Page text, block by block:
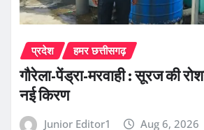
प्रदेश हमर छत्तीसगढ़
गौरेला-पेंड्रा-मरवाही : सूरज की
नई किरण
Junior Editor1 Aug 6, 2026